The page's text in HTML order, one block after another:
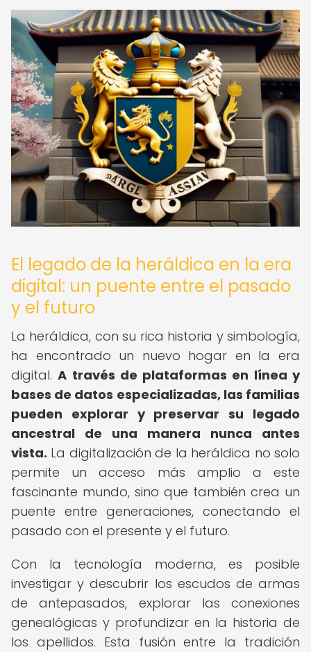
El legado de la heráldica en la era
digital: un puente entre el pasado
y el futuro
La heráldica, con su rica historia y simbología,
ha encontrado un nuevo hogar en la era
digital.A través de plataformas en línea y
bases de datos especializadas, las familias
pueden explorar y preservar su legado
ancestral de una manera nunca antes
vista. La digitalización de la heráldica no solo
permite un acceso más amplio a este
fascinante mundo, sino que también crea un
puente entre generaciones, conectando el
pasado con el presente y el futuro.
Con la tecnología moderna, es posible
investigar y descubrir los escudos de armas
de antepasados, explorar las conexiones
genealógicas y profundizar en la historia de
los apellidos. Esta fusión entre la tradición